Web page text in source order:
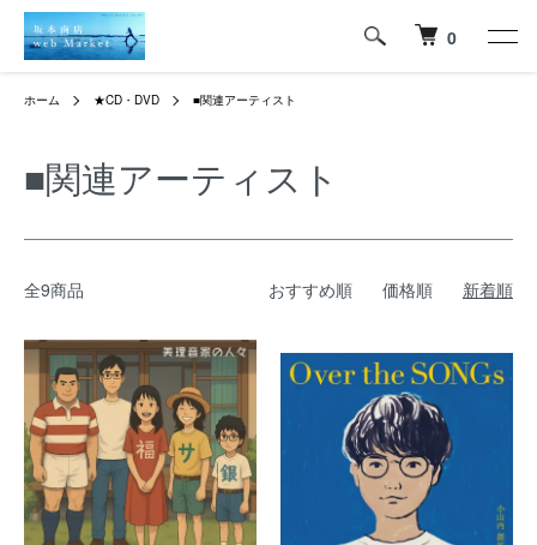
0
ホーム ★CD・DVD ■関連アーティスト
■関連アーティスト
全9商品 おすすめ順 価格順 新着順